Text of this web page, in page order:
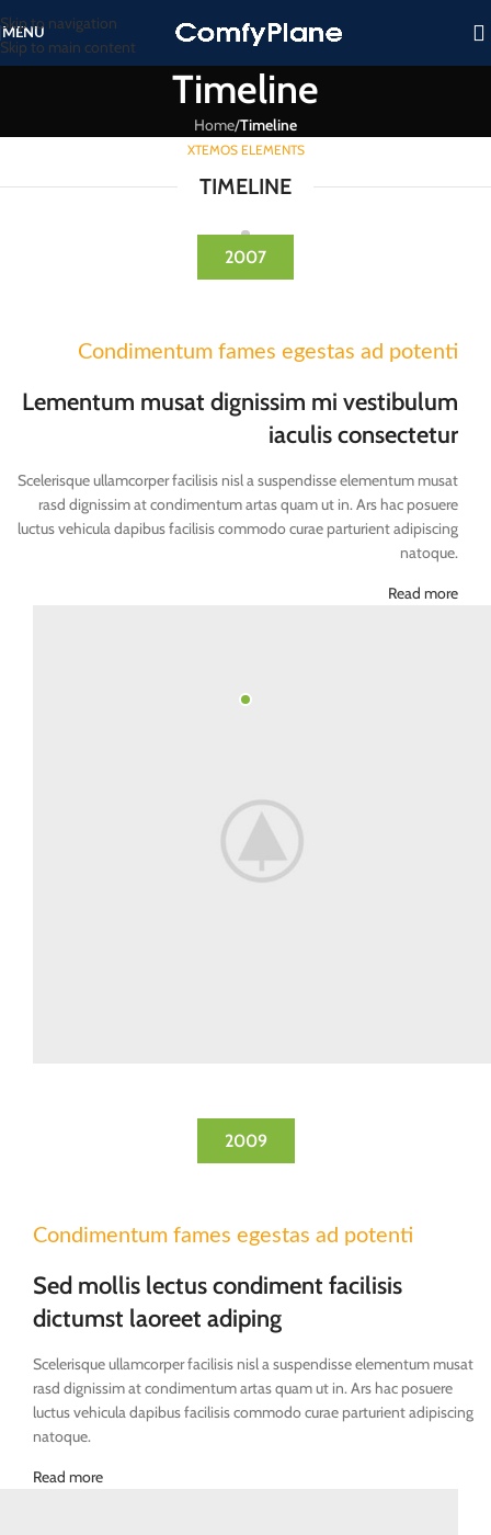
Skip to navigation
Skip to main content
MENU
Timeline
Home/Timeline
XTEMOS ELEMENTS
TIMELINE
2007
Condimentum fames egestas ad potenti
Lementum musat dignissim mi vestibulum
iaculis consectetur
Scelerisque ullamcorper facilisis nisl a suspendisse elementum musat
rasd dignissim at condimentum artas quam ut in. Ars hac posuere
luctus vehicula dapibus facilisis commodo curae parturient adipiscing
natoque.
Read more
2009
Condimentum fames egestas ad potenti
Sed mollis lectus condiment facilisis
dictumst laoreet adiping
Scelerisque ullamcorper facilisis nisl a suspendisse elementum musat
rasd dignissim at condimentum artas quam ut in. Ars hac posuere
luctus vehicula dapibus facilisis commodo curae parturient adipiscing
natoque.
Read more